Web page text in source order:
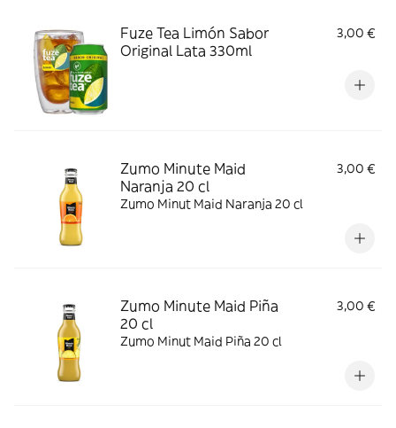
Fuze Tea Limón Sabor
Original Lata 330ml
3,00 €
Zumo Minute Maid
Naranja 20 cl
3,00 €
Zumo Minut Maid Naranja 20 cl
Zumo Minute Maid Piña
20 cl
3,00 €
Zumo Minut Maid Piña 20 cl